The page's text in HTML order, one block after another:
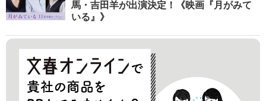
馬・吉田羊が出演決定！《映画『月がみて
いる』》